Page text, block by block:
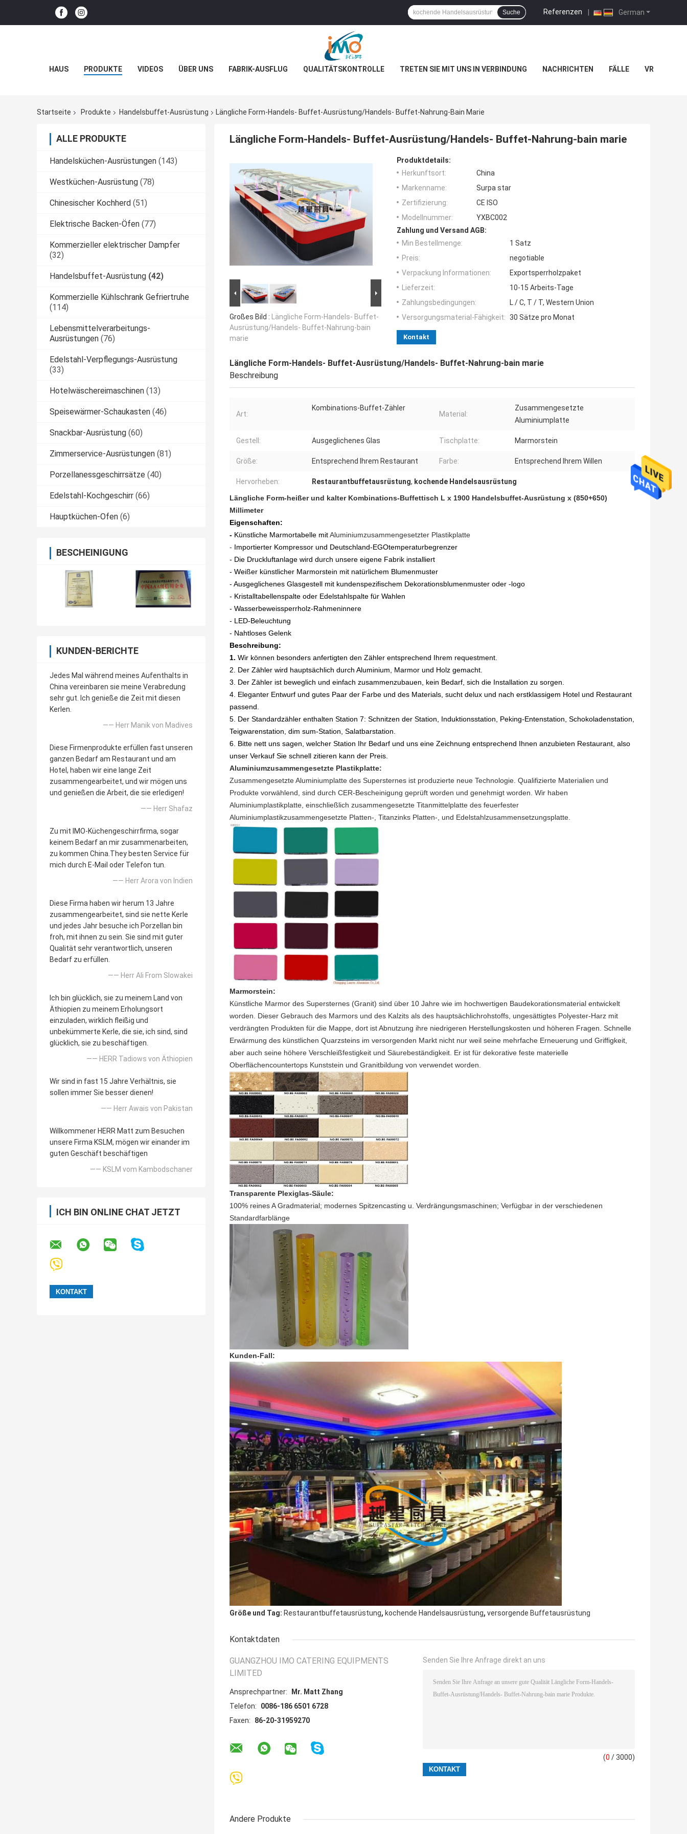
German
Referenzen |
Suche
HAUS PRODUKTE VIDEOS ÜBER UNS FABRIK-AUSFLUG QUALITÄTSKONTROLLE TRETEN SIE MIT UNS IN VERBINDUNG NACHRICHTEN FÄLLE VR
Startseite Produkte Handelsbuffet-Ausrüstung Längliche Form-Handels- Buffet-Ausrüstung/Handels- Buffet-Nahrung-Bain Marie
ALLE PRODUKTE
Handelsküchen-Ausrüstungen (143)
Westküchen-Ausrüstung (78)
Chinesischer Kochherd (51)
Elektrische Backen-Öfen (77)
Kommerzieller elektrischer Dampfer
(32)
Handelsbuffet-Ausrüstung (42)
Kommerzielle Kühlschrank Gefriertruhe
(114)
Lebensmittelverarbeitungs-
Ausrüstungen (76)
Edelstahl-Verpflegungs-Ausrüstung
(33)
Hotelwäschereimaschinen (13)
Speisewärmer-Schaukasten (46)
Snackbar-Ausrüstung (60)
Zimmerservice-Ausrüstungen (81)
Porzellanessgeschirrsätze (40)
Edelstahl-Kochgeschirr (66)
Hauptküchen-Ofen (6)
BESCHEINIGUNG
KUNDEN-BERICHTE
Jedes Mal während meines Aufenthalts in
China vereinbaren sie meine Verabredung
sehr gut. Ich genieße die Zeit mit diesen
Kerlen.
—— Herr Manik von Madives
Diese Firmenprodukte erfüllen fast unseren
ganzen Bedarf am Restaurant und am
Hotel, haben wir eine lange Zeit
zusammengearbeitet, und wir mögen uns
und genießen die Arbeit, die sie erledigen!
—— Herr Shafaz
Zu mit IMO-Küchengeschirrfirma, sogar
keinem Bedarf an mir zusammenarbeiten,
zu kommen China.They besten Service für
mich durch E-Mail oder Telefon tun.
—— Herr Arora von Indien
Diese Firma haben wir herum 13 Jahre
zusammengearbeitet, sind sie nette Kerle
und jedes Jahr besuche ich Porzellan bin
froh, mit ihnen zu sein. Sie sind mit guter
Qualität sehr verantwortlich, unseren
Bedarf zu erfüllen.
—— Herr Ali From Slowakei
Ich bin glücklich, sie zu meinem Land von
Äthiopien zu meinem Erholungsort
einzuladen, wirklich fleißig und
unbekümmerte Kerle, die sie, ich sind, sind
glücklich, sie zu beschäftigen.
—— HERR Tadiows von Äthiopien
Wir sind in fast 15 Jahre Verhältnis, sie
sollen immer Sie besser dienen!
—— Herr Awais von Pakistan
Willkommener HERR Matt zum Besuchen
unsere Firma KSLM, mögen wir einander im
guten Geschäft beschäftigen
—— KSLM vom Kambodschaner
ICH BIN ONLINE CHAT JETZT
Längliche Form-Handels- Buffet-Ausrüstung/Handels- Buffet-Nahrung-bain marie
Großes Bild : Längliche Form-Handels- Buffet-
Ausrüstung/Handels- Buffet-Nahrung-bain
marie
Produktdetails:
Herkunftsort:
China
Markenname:
Surpa star
Zertifizierung:
CE ISO
Modellnummer:
YXBC002
Zahlung und Versand AGB:
Min Bestellmenge:
1 Satz
Preis:
negotiable
Verpackung Informationen:
Exportsperrholzpaket
Lieferzeit:
10-15 Arbeits-Tage
Zahlungsbedingungen:
L / C, T / T, Western Union
Versorgungsmaterial-Fähigkeit: 30 Sätze pro Monat
Kontakt
Längliche Form-Handels- Buffet-Ausrüstung/Handels- Buffet-Nahrung-bain marie
Beschreibung
Art:
Kombinations-Buffet-Zähler
Material:
Zusammengesetzte
Aluminiumplatte
Gestell: Ausgeglichenes Glas Tischplatte: Marmorstein
Größe: Entsprechend Ihrem Restaurant Farbe: Entsprechend Ihrem Willen
Hervorheben: Restaurantbuffetausrüstung, kochende Handelsausrüstung
Längliche Form-heißer und kalter Kombinations-Buffettisch L x 1900 Handelsbuffet-Ausrüstung x (850+650)
Millimeter
Eigenschaften:
- Künstliche Marmortabelle mitAluminiumzusammengesetzter Plastikplatte
- Importierter Kompressor und Deutschland-EGOtemperaturbegrenzer
- Die Druckluftanlage wird durch unsere eigene Fabrik installiert
- Weißer künstlicher Marmorstein mit natürlichem Blumenmuster
- Ausgeglichenes Glasgestell mit kundenspezifischem Dekorationsblumenmuster oder -logo
- Kristalltabellenspalte oder Edelstahlspalte für Wahlen
- Wasserbeweissperrholz-Rahmeninnere
- LED-Beleuchtung
- Nahtloses Gelenk
Beschreibung:
1. Wir können besonders anfertigten den Zähler entsprechend Ihrem requestment.
2. Der Zähler wird hauptsächlich durch Aluminium, Marmor und Holz gemacht.
3. Der Zähler ist beweglich und einfach zusammenzubauen, kein Bedarf, sich die Installation zu sorgen.
4. Eleganter Entwurf und gutes Paar der Farbe und des Materials, sucht delux und nach erstklassigem Hotel und Restaurant
passend.
5. Der Standardzähler enthalten Station 7: Schnitzen der Station, Induktionsstation, Peking-Entenstation, Schokoladenstation,
Teigwarenstation, dim sum-Station, Salatbarstation.
6. Bitte nett uns sagen, welcher Station Ihr Bedarf und uns eine Zeichnung entsprechend Ihnen anzubieten Restaurant, also
unser Verkauf Sie schnell zitieren kann der Preis.
Aluminiumzusammengesetzte Plastikplatte:
Zusammengesetzte Aluminiumplatte des Supersternes ist produzierte neue Technologie. Qualifizierte Materialien und
Produkte vorwählend, sind durch CER-Bescheinigung geprüft worden und genehmigt worden. Wir haben
Aluminiumplastikplatte, einschließlich zusammengesetzte Titanmittelplatte des feuerfester
Aluminiumplastikzusammengesetzte Platten-, Titanzinks Platten-, und Edelstahlzusammensetzungsplatte.
Marmorstein:
Künstliche Marmor des Supersternes (Granit) sind über 10 Jahre wie im hochwertigen Baudekorationsmaterial entwickelt
worden. Dieser Gebrauch des Marmors und des Kalzits als des hauptsächlichrohstoffs, ungesättigtes Polyester-Harz mit
verdrängten Produkten für die Mappe, dort ist Abnutzung ihre niedrigeren Herstellungskosten und höheren Fragen. Schnelle
Erwärmung des künstlichen Quarzsteins im versorgenden Markt nicht nur weil seine mehrfache Erneuerung und Griffigkeit,
aber auch seine höhere Verschleißfestigkeit und Säurebeständigkeit. Er ist für dekorative feste materielle
Oberflächencountertops Kunststein und Granitbildung von verwendet worden.
Transparente Plexiglas-Säule:
100% reines A Gradmaterial; modernes Spitzencasting u. Verdrängungsmaschinen; Verfügbar in der verschiedenen
Standardfarblänge
Kunden-Fall:
Größe und Tag: Restaurantbuffetausrüstung, kochende Handelsausrüstung, versorgende Buffetausrüstung
Kontaktdaten
GUANGZHOU IMO CATERING EQUIPMENTS
LIMITED
Ansprechpartner:
Mr. Matt Zhang
Telefon:
0086-186 6501 6728
Faxen:
86-20-31959270
Senden Sie Ihre Anfrage direkt an uns
(0 / 3000)
Andere Produkte